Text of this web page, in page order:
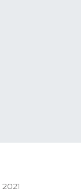
2021